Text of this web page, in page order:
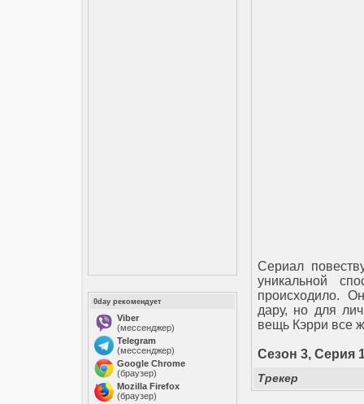
0day рекомендует
Viber
(мессенджер)
Telegram
(мессенджер)
Google Chrome
(браузер)
Mozilla Firefox
(браузер)
Сериал
уникальной
происходило.
дару, но для
вещь Кэрри все
Сезон 3, Серия
Трекер